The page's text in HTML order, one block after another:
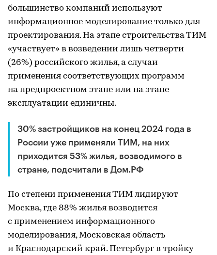
большинство компаний используют
информационное моделирование только для
проектирования. На этапе строительства ТИМ
«участвует» в возведении лишь четверти
(26%) российского жилья, а случаи
применения соответствующих программ
на предпроектном этапе или на этапе
эксплуатации единичны.
30% застройщиков на конец 2024 года в
России уже применяли ТИМ, на них
приходится 53% жилья, возводимого в
стране, подсчитали в Дом.РФ
По степени применения ТИМ лидируют
Москва, где 88% жилья возводится
с применением информационного
моделирования, Московская область
и Краснодарский край. Петербург в тройку